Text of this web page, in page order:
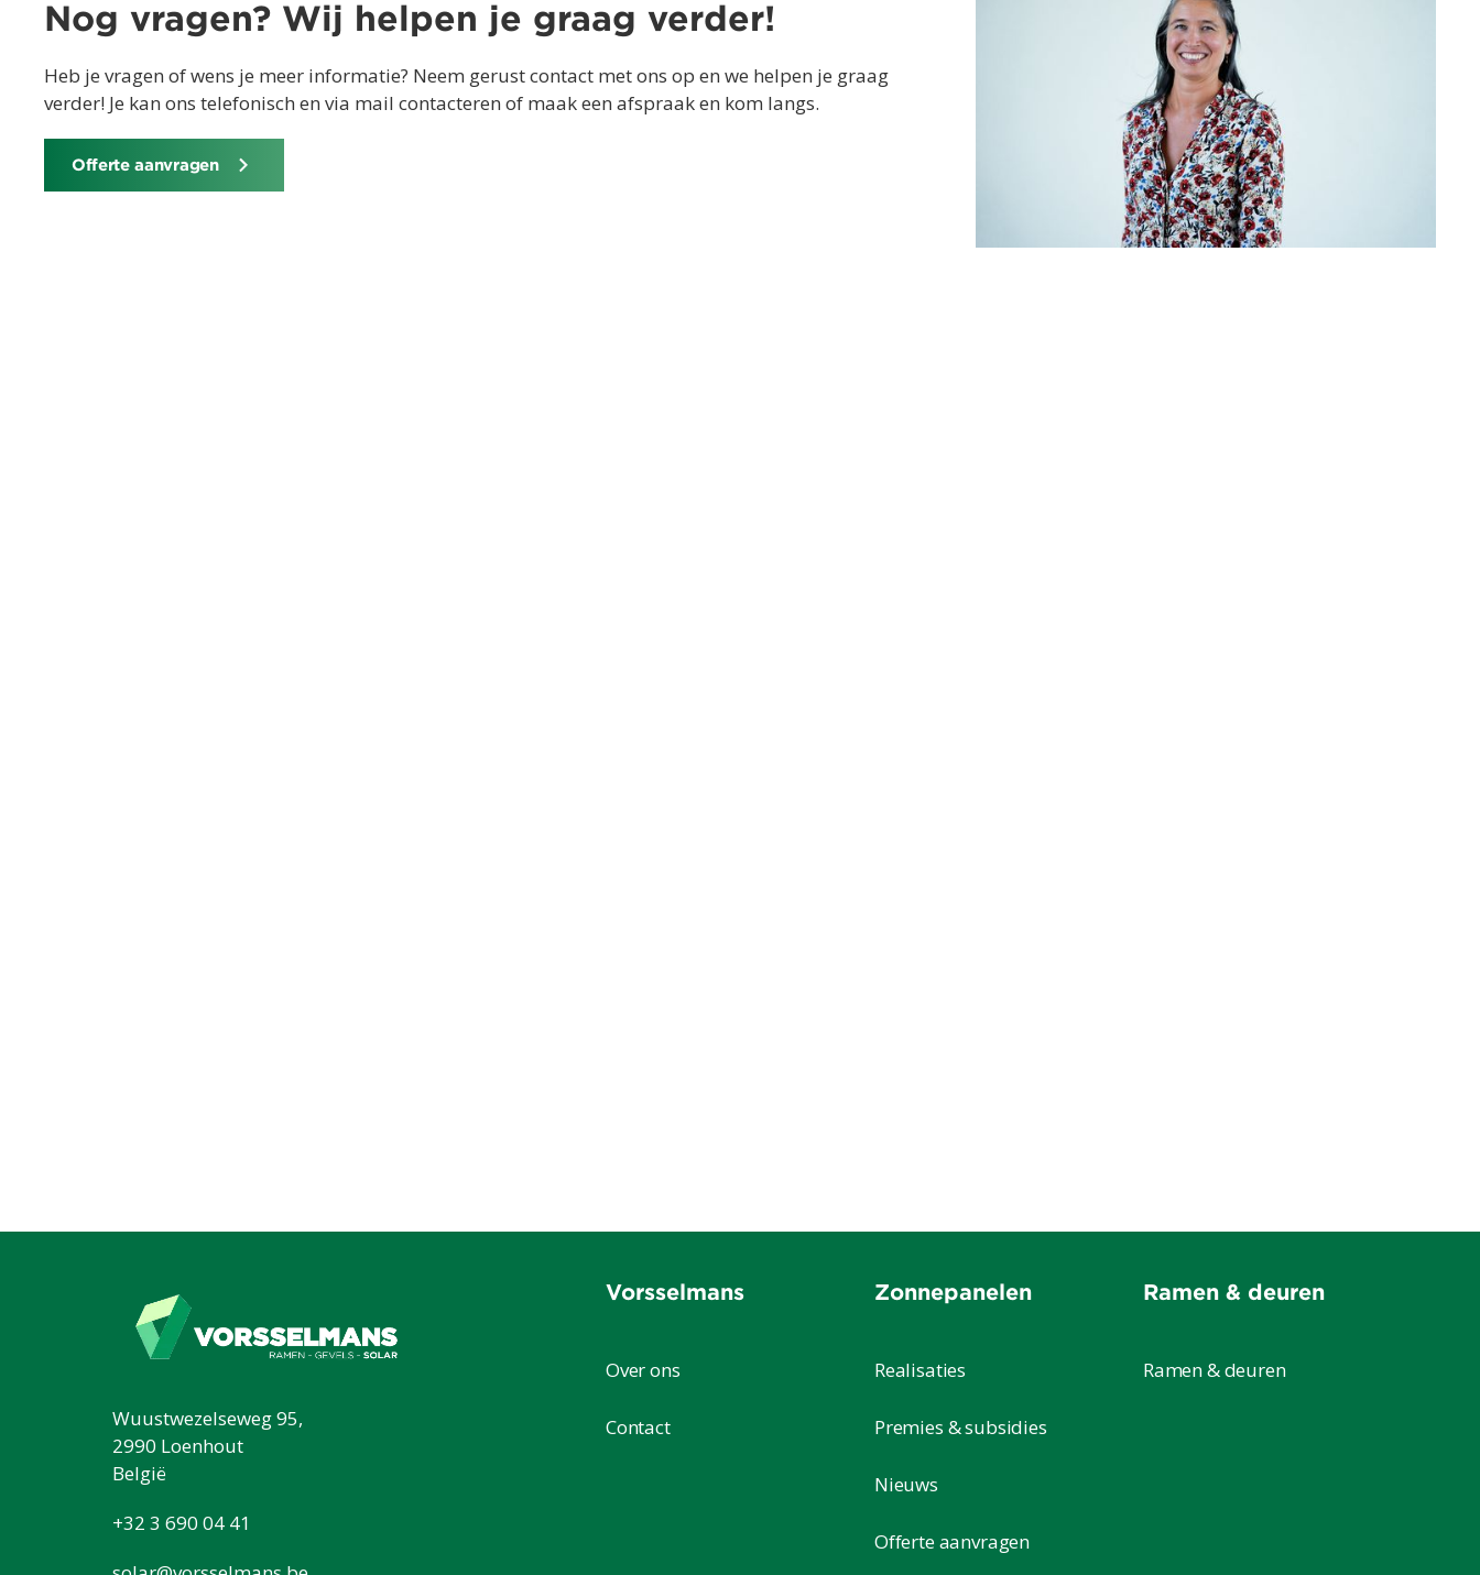
Nog vragen? Wij helpen je graag verder!
Heb je vragen of wens je meer informatie? Neem gerust contact met ons op en we helpen je graag
verder! Je kan ons telefonisch en via mail contacteren of maak een afspraak en kom langs.
Offerte aanvragen
Wuustwezelseweg 95,
2990 Loenhout
België
+32 3 690 04 41
Vorsselmans
Over ons
Contact
Zonnepanelen
Realisaties
Premies & subsidies
Nieuws
Offerte aanvragen
Ramen & deuren
Ramen & deuren